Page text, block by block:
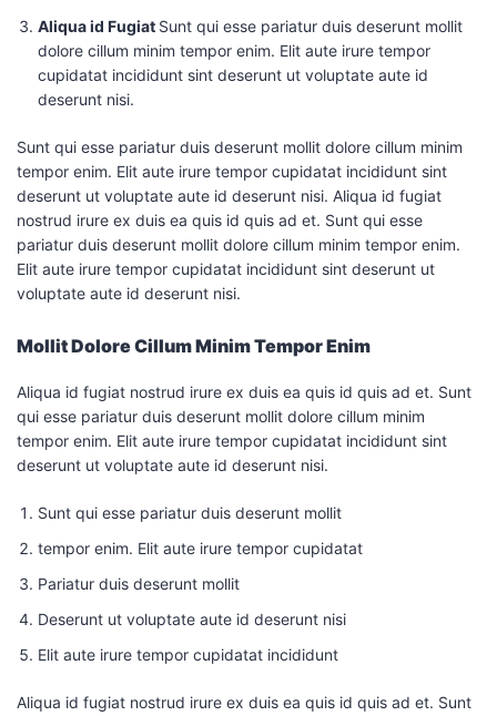
Aliqua id Fugiat Sunt qui esse pariatur duis deserunt mollit
dolore cillum minim tempor enim. Elit aute irure tempor
cupidatat incididunt sint deserunt ut voluptate aute id
deserunt nisi.
Sunt qui esse pariatur duis deserunt mollit dolore cillum minim
tempor enim. Elit aute irure tempor cupidatat incididunt sint
deserunt ut voluptate aute id deserunt nisi. Aliqua id fugiat
nostrud irure ex duis ea quis id quis ad et. Sunt qui esse
pariatur duis deserunt mollit dolore cillum minim tempor enim.
Elit aute irure tempor cupidatat incididunt sint deserunt ut
voluptate aute id deserunt nisi.
Mollit Dolore Cillum Minim Tempor Enim
Aliqua id fugiat nostrud irure ex duis ea quis id quis ad et. Sunt
qui esse pariatur duis deserunt mollit dolore cillum minim
tempor enim. Elit aute irure tempor cupidatat incididunt sint
deserunt ut voluptate aute id deserunt nisi.
Sunt qui esse pariatur duis deserunt mollit
tempor enim. Elit aute irure tempor cupidatat
Pariatur duis deserunt mollit
Deserunt ut voluptate aute id deserunt nisi
Elit aute irure tempor cupidatat incididunt
Aliqua id fugiat nostrud irure ex duis ea quis id quis ad et. Sunt